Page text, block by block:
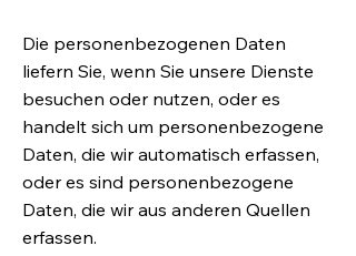
Die personenbezogenen Daten
liefern Sie, wenn Sie unsere Dienste
besuchen oder nutzen, oder es
handelt sich um personenbezogene
Daten, die wir automatisch erfassen,
oder es sind personenbezogene
Daten, die wir aus anderen Quellen
erfassen.